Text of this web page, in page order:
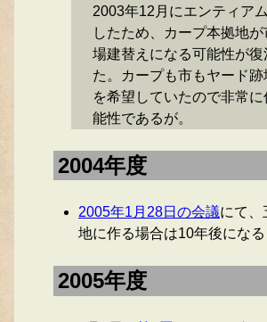
2003年12月にエンティア
したため、カープ本拠地
場建替えになる可能性が復
た。カープも市もヤード跡
を希望していたので非常に
能性であるが。
2004年度
2005年1月28日の会議にて、
地に作る場合は10年後になる
2005年度